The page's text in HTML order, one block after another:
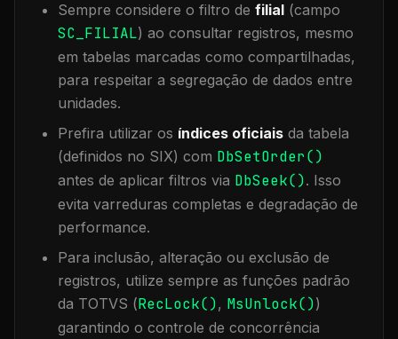
Sempre considere o filtro de filial (campo
SC_FILIAL) ao consultar registros, mesmo
em tabelas marcadas como compartilhadas,
para respeitar a segregação de dados entre
unidades.
Prefira utilizar os índices oficiais da tabela
(definidos no SIX) com DbSetOrder()
antes de aplicar filtros via DbSeek(). Isso
evita varreduras completas e degradação de
performance.
Para inclusão, alteração ou exclusão de
registros, utilize sempre as funções padrão
da TOTVS (RecLock(), MsUnlock())
garantindo o controle de concorrência